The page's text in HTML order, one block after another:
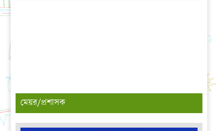
মেয়র/প্রশাসক